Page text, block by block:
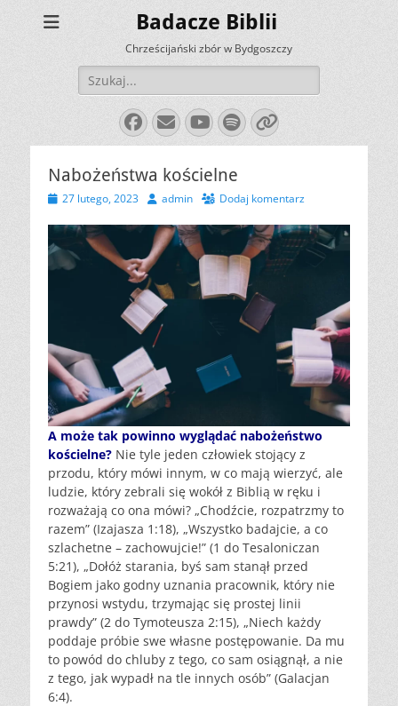
Badacze Biblii
Chrześcijański zbór w Bydgoszczy
Szukaj:
Facebook
E-
mail
YouTube
Spotify
Link
Nabożeństwa kościelne
Opublikowano
27 lutego, 2023 Autoradmin Dodaj komentarz
A może tak powinno wyglądać nabożeństwo
kościelne? Nie tyle jeden człowiek stojący z
przodu, który mówi innym, w co mają wierzyć, ale
ludzie, który zebrali się wokół z Biblią w ręku i
rozważają co ona mówi? „Chodźcie, rozpatrzmy to
razem” (Izajasza 1:18), „Wszystko badajcie, a co
szlachetne – zachowujcie!” (1 do Tesaloniczan
5:21), „Dołóż starania, byś sam stanął przed
Bogiem jako godny uznania pracownik, który nie
przynosi wstydu, trzymając się prostej linii
prawdy” (2 do Tymoteusza 2:15), „Niech każdy
poddaje próbie swe własne postępowanie. Da mu
to powód do chluby z tego, co sam osiągnął, a nie
z tego, jak wypadł na tle innych osób” (Galacjan
6:4).